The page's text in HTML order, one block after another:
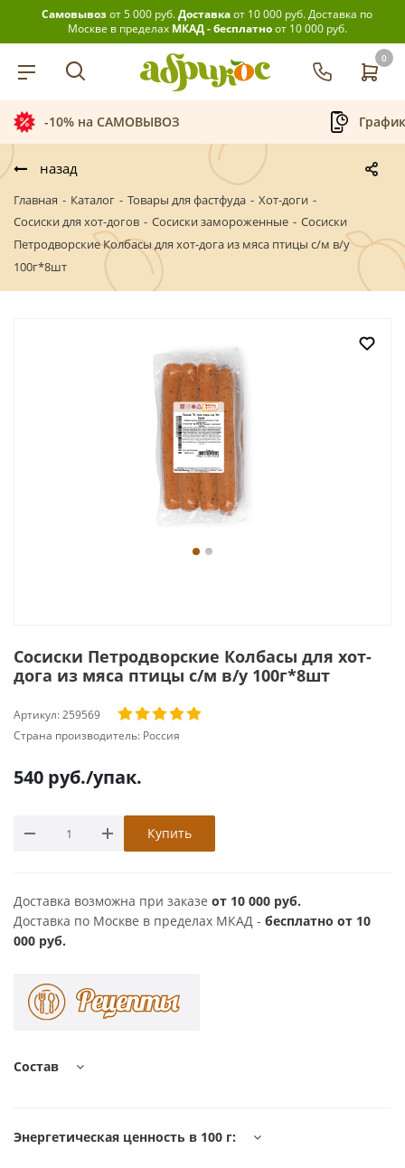
Самовывозот 5 000 руб.Доставкаот 10 000 руб.Доставка по
Москве в пределах МКАД - бесплатноот 10 000 руб.
0
-10% на САМОВЫВОЗ
назад
Главная - Каталог - Товары для фастфуда - Хот-доги -
Сосиски для хот-догов - Сосиски замороженные - Сосиски
Петродворские Колбасы для хот-дога из мяса птицы с/м в/у
100г*8шт
Сосиски Петродворские Колбасы для хот-
дога из мяса птицы с/м в/у 100г*8шт
Артикул:259569
Страна производитель: Россия
540 руб./упак.
Купить
Доставка возможна при заказе от 10 000 руб.
Доставка по Москве в пределах МКАД - бесплатно от 10
000 руб.
Состав
Энергетическая ценность в 100 г: